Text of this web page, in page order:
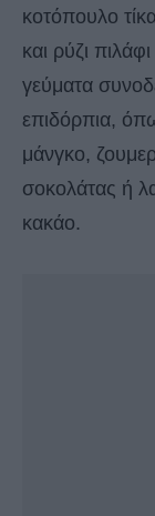
κοτόπουλο
και ρύζι
γεύματα
επιδόρπια,
μάνγκο,
σοκολάτας ή
κακάο.